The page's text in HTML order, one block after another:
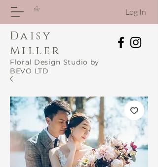
Log In
Daisy
Miller
Floral Design Studio by
BEVO LTD